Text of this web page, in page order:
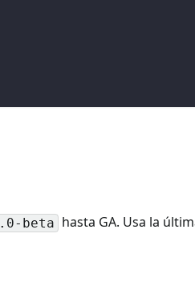
beta hasta GA. Usa la